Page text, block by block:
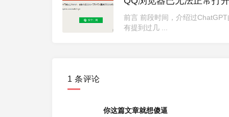
前言 前段时间，介绍过
有提到过几 ...
1 条评论
你这篇文章就想傻逼